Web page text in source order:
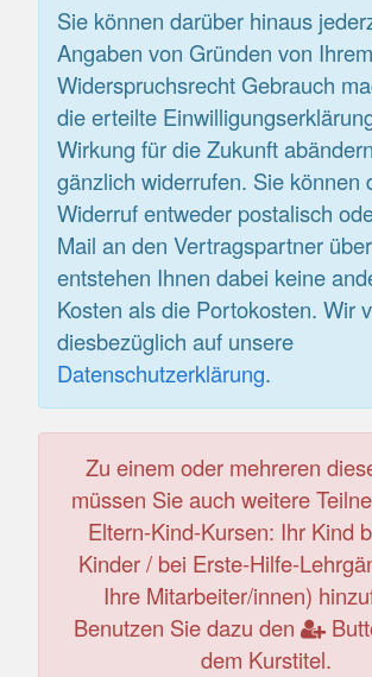
Sie können darüber hinaus
Angaben von Gründen von Ihrem
Widerspruchsrecht Gebrauch
die erteilte
Wirkung für die Zukunft
gänzlich widerrufen. Sie können
Widerruf entweder postalisch
Mail an den Vertragspartner
entstehen Ihnen dabei keine
Kosten als die Portokosten. Wir
diesbezüglich auf unsere
Datenschutzerklärung.
Zu einem oder mehreren
müssen Sie auch weitere
Eltern-Kind-Kursen: Ihr Kind
Kinder / bei Erste-Hilfe-
Ihre Mitarbeiter/innen)
Benutzen Sie dazu den
dem Kurstitel.